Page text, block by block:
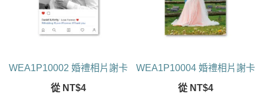
WEA1P10002 婚禮相片謝卡
從 NT$4
WEA1P10004 婚禮相片謝卡
從 NT$4